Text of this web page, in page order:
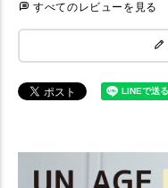
すべてのレビューを見る